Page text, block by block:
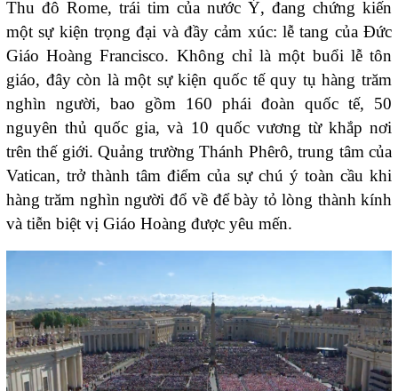
Thu đô Rome, trái tim của nước Ý, đang chứng kiến
một sự kiện trọng đại và đầy cảm xúc: lễ tang của Đức
Giáo Hoàng Francisco. Không chỉ là một buổi lễ tôn
giáo, đây còn là một sự kiện quốc tế quy tụ hàng trăm
nghìn người, bao gồm 160 phái đoàn quốc tế, 50
nguyên thủ quốc gia, và 10 quốc vương từ khắp nơi
trên thế giới. Quảng trường Thánh Phêrô, trung tâm của
Vatican, trở thành tâm điểm của sự chú ý toàn cầu khi
hàng trăm nghìn người đổ về để bày tỏ lòng thành kính
và tiễn biệt vị Giáo Hoàng được yêu mến.